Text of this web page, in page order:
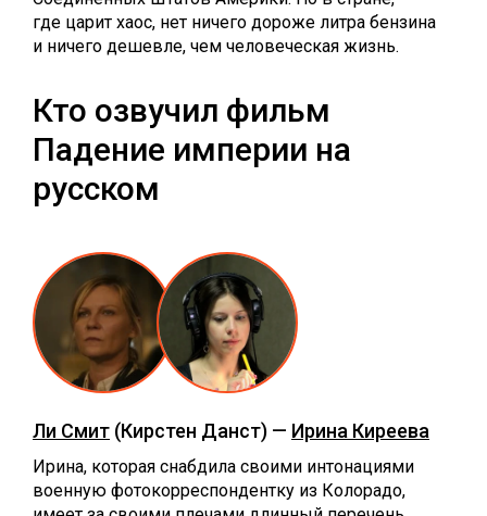
где царит хаос, нет ничего дороже литра бензина
и ничего дешевле, чем человеческая жизнь.
Кто озвучил фильм
Падение империи на
русском
Ли Смит (Кирстен Данст) — Ирина Киреева
Ирина, которая снабдила своими интонациями
военную фотокорреспондентку из Колорадо,